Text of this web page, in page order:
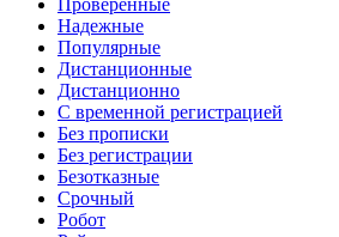
Проверенные
Надежные
Популярные
Дистанционные
Дистанционно
С временной регистрацией
Без прописки
Без регистрации
Безотказные
Срочный
Робот